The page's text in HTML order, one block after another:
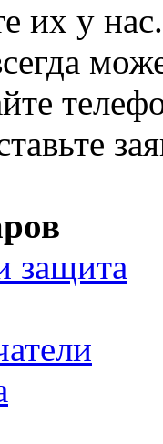
их у
защита